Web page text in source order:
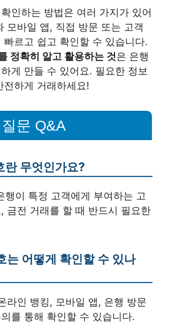
인하는 방법은 여러 가지가 있어
모바일 앱, 직접 방문 또는 고객
빠르고 쉽고 확인할 수 있습니다.
정확히 알고 활용하는 것은 은행
게 만들 수 있어요. 필요한 정보
전하게 거래하세요!
문 Q&A
란 무엇인가요?
행이 특정 고객에게 부여하는 고
금전 거래를 할 때 반드시 필요한
는 어떻게 확인할 수 있나
라인 뱅킹, 모바일 앱, 은행 방문
를 통해 확인할 수 있습니다.